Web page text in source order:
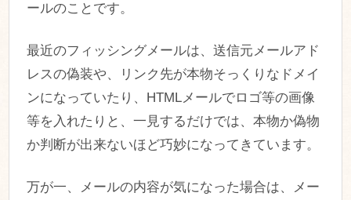
ールのことです。
最近のフィッシングメールは、送信元メールアド
レスの偽装や、リンク先が本物そっくりなドメイ
ンになっていたり、HTMLメールでロゴ等の画像
等を入れたりと、一見するだけでは、本物か偽物
か判断が出来ないほど巧妙になってきています。
万が一、メールの内容が気になった場合は、メー